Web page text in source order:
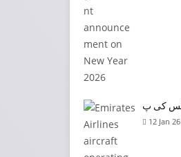
12 Jan 26